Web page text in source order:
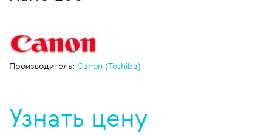
Производитель: Canon (Toshiba)
Узнать цену